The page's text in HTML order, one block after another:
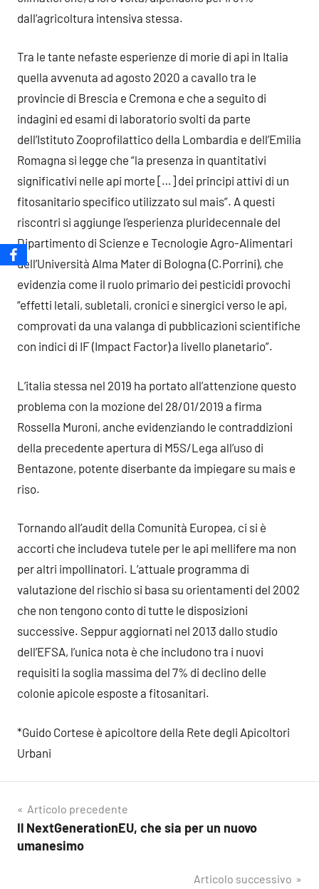
dall’agricoltura intensiva stessa.
Tra le tante nefaste esperienze di morie di api in Italia
quella avvenuta ad agosto 2020 a cavallo tra le
provincie di Brescia e Cremona e che a seguito di
indagini ed esami di laboratorio svolti da parte
dell’Istituto Zooprofilattico della Lombardia e dell’Emilia
Romagna si legge che “la presenza in quantitativi
significativi nelle api morte […] dei principi attivi di un
fitosanitario specifico utilizzato sul mais”. A questi
riscontri si aggiunge l’esperienza pluridecennale del
Dipartimento di Scienze e Tecnologie Agro-Alimentari
dell’Università Alma Mater di Bologna (C.Porrini), che
evidenzia come il ruolo primario dei pesticidi provochi
“effetti letali, subletali, cronici e sinergici verso le api,
comprovati da una valanga di pubblicazioni scientifiche
con indici di IF (Impact Factor) a livello planetario”.
L’italia stessa nel 2019 ha portato all’attenzione questo
problema con la mozione del 28/01/2019 a firma
Rossella Muroni, anche evidenziando le contraddizioni
della precedente apertura di M5S/Lega all’uso di
Bentazone, potente diserbante da impiegare su mais e
riso.
Tornando all’audit della Comunità Europea, ci si è
accorti che includeva tutele per le api mellifere ma non
per altri impollinatori. L’attuale programma di
valutazione del rischio si basa su orientamenti del 2002
che non tengono conto di tutte le disposizioni
successive. Seppur aggiornati nel 2013 dallo studio
dell’EFSA, l’unica nota è che includono tra i nuovi
requisiti la soglia massima del 7% di declino delle
colonie apicole esposte a fitosanitari.
*Guido Cortese è apicoltore della Rete degli Apicoltori
Urbani
Navigazione
articoli
Articolo precedente
Il NextGenerationEU, che sia per un nuovo
umanesimo
Articolo successivo